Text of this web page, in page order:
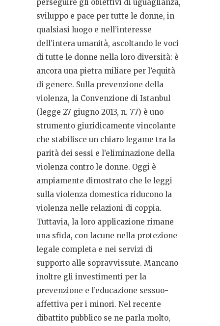
perseguire gli obiettivi di uguaglianza,
sviluppo e pace per tutte le donne, in
qualsiasi luogo e nell’interesse
dell’intera umanità, ascoltando le voci
di tutte le donne nella loro diversità: è
ancora una pietra miliare per l’equità
di genere. Sulla prevenzione della
violenza, la Convenzione di Istanbul
(legge 27 giugno 2013, n. 77) è uno
strumento giuridicamente vincolante
che stabilisce un chiaro legame tra la
parità dei sessi e l’eliminazione della
violenza contro le donne. Oggi è
ampiamente dimostrato che le leggi
sulla violenza domestica riducono la
violenza nelle relazioni di coppia.
Tuttavia, la loro applicazione rimane
una sfida, con lacune nella protezione
legale completa e nei servizi di
supporto alle sopravvissute. Mancano
inoltre gli investimenti per la
prevenzione e l’educazione sessuo-
affettiva per i minori. Nel recente
dibattito pubblico se ne parla molto,